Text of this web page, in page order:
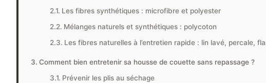
Les fibres synthétiques : microfibre et polyester
Mélanges naturels et synthétiques : polycoton
Les fibres naturelles à l’entretien rapide : lin lavé, percale,
Comment bien entretenir sa housse de couette sans repassage ?
Prévenir les plis au séchage